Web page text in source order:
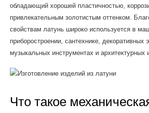
обладающий хорошей пластичностью,
привлекательным золотистым оттенком.
свойствам латунь широко используется в
приборостроении, сантехнике, декоративных
музыкальных инструментах и архитектурных
Что такое